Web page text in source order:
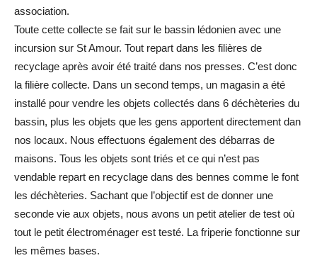
association.
Toute cette collecte se fait sur le bassin lédonien avec une
incursion sur St Amour. Tout repart dans les filières de
recyclage après avoir été traité dans nos presses. C’est donc
la filière collecte. Dans un second temps, un magasin a été
installé pour vendre les objets collectés dans 6 déchèteries du
bassin, plus les objets que les gens apportent directement dan
nos locaux. Nous effectuons également des débarras de
maisons. Tous les objets sont triés et ce qui n’est pas
vendable repart en recyclage dans des bennes comme le font
les déchèteries. Sachant que l’objectif est de donner une
seconde vie aux objets, nous avons un petit atelier de test où
tout le petit électroménager est testé. La friperie fonctionne sur
les mêmes bases.